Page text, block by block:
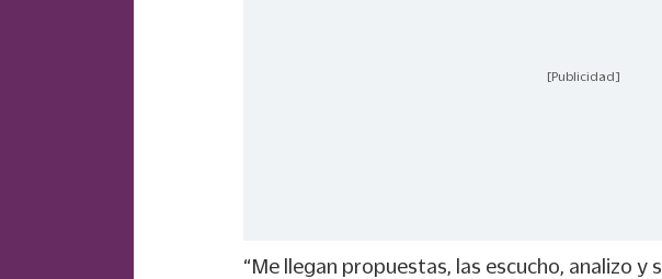
[Publicidad]
“Me llegan propuestas, las escucho, analizo y